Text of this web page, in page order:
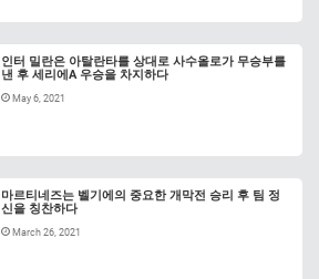
인터 밀란은 아탈란타를 상대로 사수올로가 무승부를
낸 후 세리에A 우승을 차지하다
May 6, 2021
마르티네즈는 벨기에의 중요한 개막전 승리 후 팀 정
신을 칭찬하다
March 26, 2021